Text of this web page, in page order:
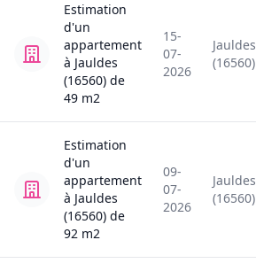
Estimation
d'un
appartement
à Jauldes
(16560) de
49 m2
15-
07-
2026
Jauldes
(16560)
Estimation
d'un
appartement
à Jauldes
(16560) de
92 m2
09-
07-
2026
Jauldes
(16560)